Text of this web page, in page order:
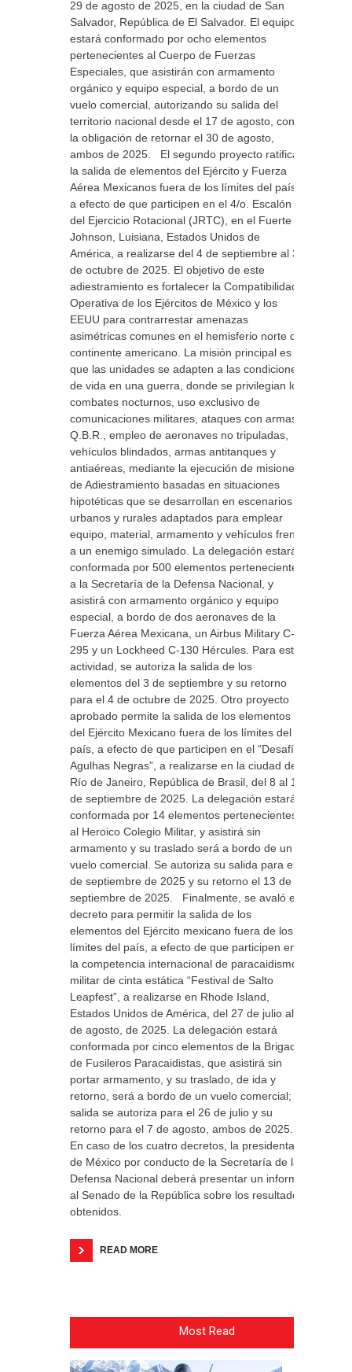
29 de agosto de 2025, en la ciudad de San
Salvador, República de El Salvador. El equipo
estará conformado por ocho elementos
pertenecientes al Cuerpo de Fuerzas
Especiales, que asistirán con armamento
orgánico y equipo especial, a bordo de un
vuelo comercial, autorizando su salida del
territorio nacional desde el 17 de agosto, con
la obligación de retornar el 30 de agosto,
ambos de 2025. El segundo proyecto ratifica
la salida de elementos del Ejército y Fuerza
Aérea Mexicanos fuera de los límites del país,
a efecto de que participen en el 4/o. Escalón
del Ejercicio Rotacional (JRTC), en el Fuerte
Johnson, Luisiana, Estados Unidos de
América, a realizarse del 4 de septiembre al 3
de octubre de 2025. El objetivo de este
adiestramiento es fortalecer la Compatibilidad
Operativa de los Ejércitos de México y los
EEUU para contrarrestar amenazas
asimétricas comunes en el hemisferio norte del
continente americano. La misión principal es
que las unidades se adapten a las condiciones
de vida en una guerra, donde se privilegian los
combates nocturnos, uso exclusivo de
comunicaciones militares, ataques con armas
Q.B.R., empleo de aeronaves no tripuladas,
vehículos blindados, armas antitanques y
antiaéreas, mediante la ejecución de misiones
de Adiestramiento basadas en situaciones
hipotéticas que se desarrollan en escenarios
urbanos y rurales adaptados para emplear
equipo, material, armamento y vehículos frente
a un enemigo simulado. La delegación estará
conformada por 500 elementos pertenecientes
a la Secretaría de la Defensa Nacional, y
asistirá con armamento orgánico y equipo
especial, a bordo de dos aeronaves de la
Fuerza Aérea Mexicana, un Airbus Military C-
295 y un Lockheed C-130 Hércules. Para esta
actividad, se autoriza la salida de los
elementos del 3 de septiembre y su retorno
para el 4 de octubre de 2025. Otro proyecto
aprobado permite la salida de los elementos
del Ejército Mexicano fuera de los límites del
país, a efecto de que participen en el “Desafío
Agulhas Negras”, a realizarse en la ciudad de
Río de Janeiro, República de Brasil, del 8 al 12
de septiembre de 2025. La delegación estará
conformada por 14 elementos pertenecientes
al Heroico Colegio Militar, y asistirá sin
armamento y su traslado será a bordo de un
vuelo comercial. Se autoriza su salida para el 6
de septiembre de 2025 y su retorno el 13 de
septiembre de 2025. Finalmente, se avaló el
decreto para permitir la salida de los
elementos del Ejército mexicano fuera de los
límites del país, a efecto de que participen en
la competencia internacional de paracaidismo
militar de cinta estática “Festival de Salto
Leapfest”, a realizarse en Rhode Island,
Estados Unidos de América, del 27 de julio al 6
de agosto, de 2025. La delegación estará
conformada por cinco elementos de la Brigada
de Fusileros Paracaidistas, que asistirá sin
portar armamento, y su traslado, de ida y
retorno, será a bordo de un vuelo comercial; la
salida se autoriza para el 26 de julio y su
retorno para el 7 de agosto, ambos de 2025.
En caso de los cuatro decretos, la presidenta
de México por conducto de la Secretaría de la
Defensa Nacional deberá presentar un informe
al Senado de la República sobre los resultados
obtenidos.
READ MORE
Most Read